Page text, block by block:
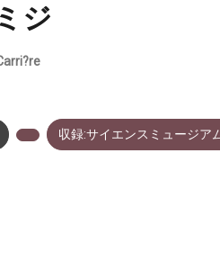
ジ
収録:サイエンスミュージア